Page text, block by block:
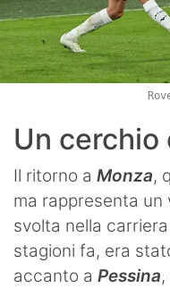
Un cerchio
Il ritorno a Monza,
ma rappresenta un
svolta nella
stagioni fa, era
accanto a Pessina